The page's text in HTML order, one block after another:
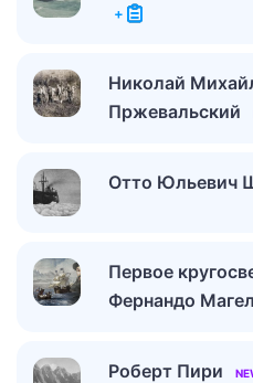
+
Николай
Пржевальский
Отто Юльевич
Первое
Фернандо
Роберт Пири